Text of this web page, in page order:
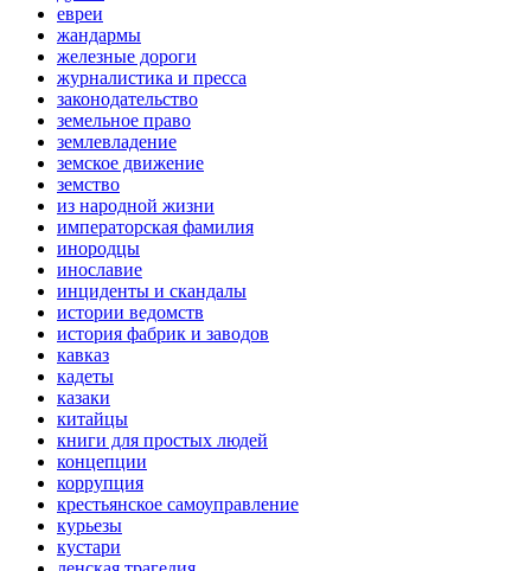
евреи
жандармы
железные дороги
журналистика и пресса
законодательство
земельное право
землевладение
земское движение
земство
из народной жизни
императорская фамилия
инородцы
инославие
инциденты и скандалы
истории ведомств
история фабрик и заводов
кавказ
кадеты
казаки
китайцы
книги для простых людей
концепции
коррупция
крестьянское самоуправление
курьезы
кустари